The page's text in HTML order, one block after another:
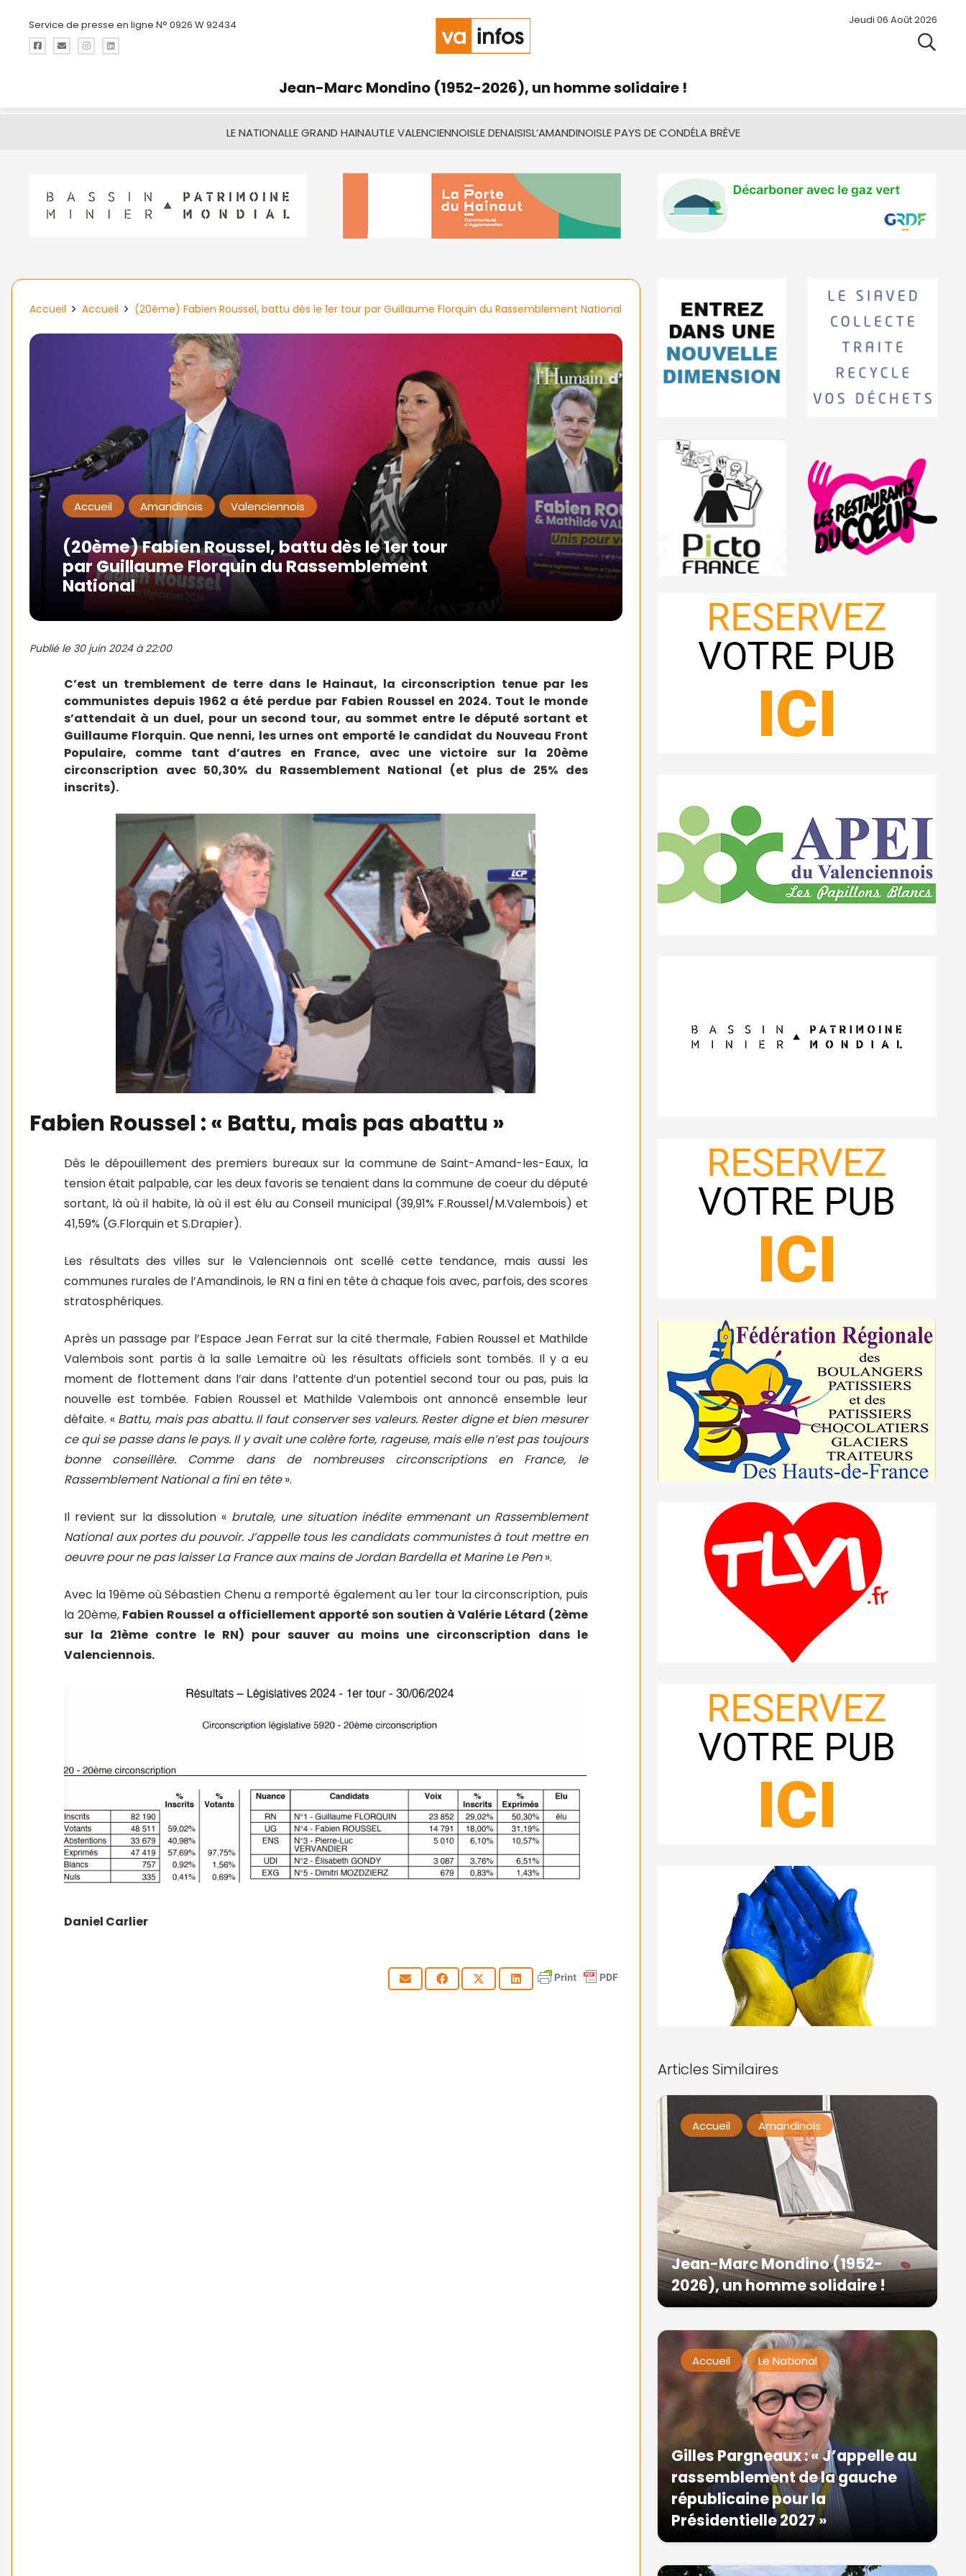
Service de presse en ligne N° 0926 W 92434 Jeudi 06 Août 2026
Jean-Marc Mondino (1952-2026), un homme solidaire !
LE NATIONALLE GRAND HAINAUTLE VALENCIENNOISLE DENAISISL’AMANDINOISLE PAYS DE CONDÉLA BRÈVE
Accueil Accueil (20ème) Fabien Roussel, battu dès le 1er tour par Guillaume Florquin du Rassemblement National
Accueil Amandinois Valenciennois
(20ème) Fabien Roussel, battu dès le 1er tour
par Guillaume Florquin du Rassemblement
National
Publié le 30 juin 2024 à 22:00
C’est un tremblement de terre dans le Hainaut, la circonscription tenue par les
communistes depuis 1962 a été perdue par Fabien Roussel en 2024. Tout le monde
s’attendait à un duel, pour un second tour, au sommet entre le député sortant et
Guillaume Florquin. Que nenni, les urnes ont emporté le candidat du Nouveau Front
Populaire, comme tant d’autres en France, avec une victoire sur la 20ème
circonscription avec 50,30% du Rassemblement National (et plus de 25% des
inscrits).
Fabien Roussel : « Battu, mais pas abattu »
Dès le dépouillement des premiers bureaux sur la commune de Saint-Amand-les-Eaux, la
tension était palpable, car les deux favoris se tenaient dans la commune de coeur du député
sortant, là où il habite, là où il est élu au Conseil municipal (39,91% F.Roussel/M.Valembois) et
41,59% (G.Florquin et S.Drapier).
Les résultats des villes sur le Valenciennois ont scellé cette tendance, mais aussi les
communes rurales de l’Amandinois, le RN a fini en tête à chaque fois avec, parfois, des scores
stratosphériques.
Après un passage par l’Espace Jean Ferrat sur la cité thermale, Fabien Roussel et Mathilde
Valembois sont partis à la salle Lemaitre où les résultats officiels sont tombés. Il y a eu
moment de flottement dans l’air dans l’attente d’un potentiel second tour ou pas, puis la
nouvelle est tombée. Fabien Roussel et Mathilde Valembois ont annoncé ensemble leur
défaite. « Battu, mais pas abattu. Il faut conserver ses valeurs. Rester digne et bien mesurer
ce qui se passe dans le pays. Il y avait une colère forte, rageuse, mais elle n’est pas toujours
bonne conseillère. Comme dans de nombreuses circonscriptions en France, le
Rassemblement National a fini en tête».
Il revient sur la dissolution «brutale, une situation inédite emmenant un Rassemblement
National aux portes du pouvoir. J’appelle tous les candidats communistes à tout mettre en
oeuvre pour ne pas laisser La France aux mains de Jordan Bardella et Marine Le Pen».
Avec la 19ème où Sébastien Chenu a remporté également au 1er tour la circonscription, puis
la 20ème,Fabien Roussel a officiellement apporté son soutien à Valérie Létard (2ème
sur la 21ème contre le RN) pour sauver au moins une circonscription dans le
Valenciennois.
Daniel Carlier
Articles Similaires
Accueil Amandinois
Jean-Marc Mondino (1952-
2026), un homme solidaire !
Accueil Le National
Gilles Pargneaux : « J’appelle au
rassemblement de la gauche
républicaine pour la
Présidentielle 2027 »